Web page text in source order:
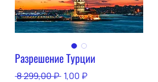
Разрешение Турции
8 299,00 ₽ Обычная
1,00 ₽Спеццена